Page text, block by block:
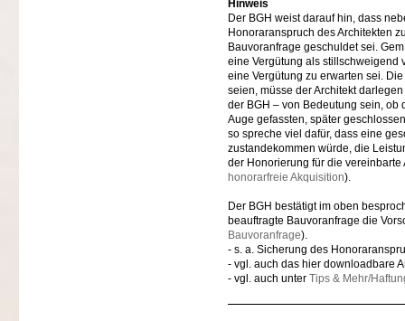
Hinweis
Der BGH weist darauf hin, dass
Honoraranspruch des Architekten
Bauvoranfrage geschuldet sei.
eine Vergütung als stillschweigend
eine Vergütung zu erwarten sei.
seien, müsse der Architekt
der BGH – von Bedeutung sein,
Auge gefassten, später
so spreche viel dafür, dass eine
zustandekommen würde, die
der Honorierung für die
honorarfreie Akquisition).
Der BGH bestätigt im oben
beauftragte Bauvoranfrage die
Bauvoranfrage).
- s. a. Sicherung des
- vgl. auch das hier downloadbare
- vgl. auch unter Tips & Mehr/